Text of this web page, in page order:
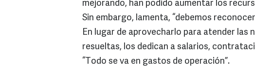
mejorando, han podido aumentar los
Sin embargo, lamenta, “debemos
En lugar de aprovecharlo para atender las
resueltas, los dedican a salarios,
“Todo se va en gastos de operación”.